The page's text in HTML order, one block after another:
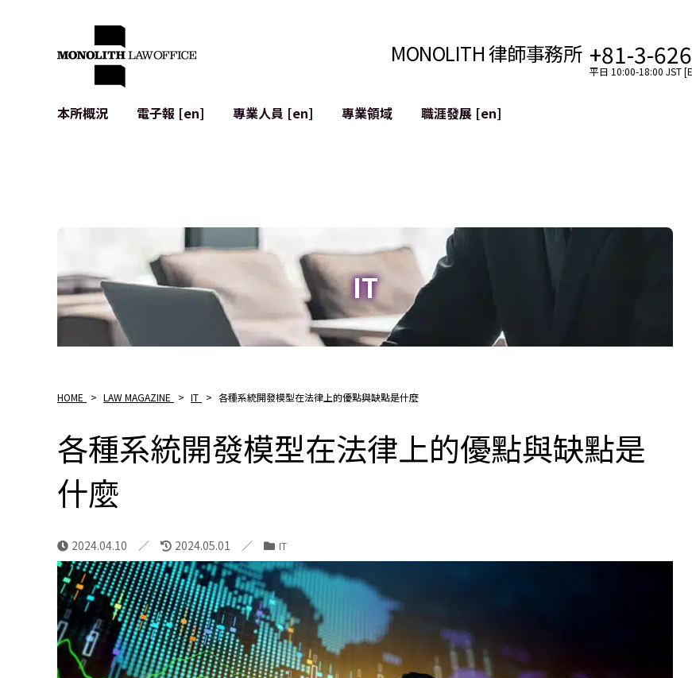
MONOLITH 律師事務所 +81-3-
平日 10:00-18:00 JST
本所概況
電子報 [en] 專業人員 [en]
專業領域
網絡犯罪
緩解聲譽損害
職涯發展 [en]
IT
HOME > LAW MAGAZINE > IT > 各種系統開發模型在法律上的優點與缺點是什麼
各種系統開發模型在法律上的優點與缺點是
什麼
2024.04.10 2024.05.01 IT